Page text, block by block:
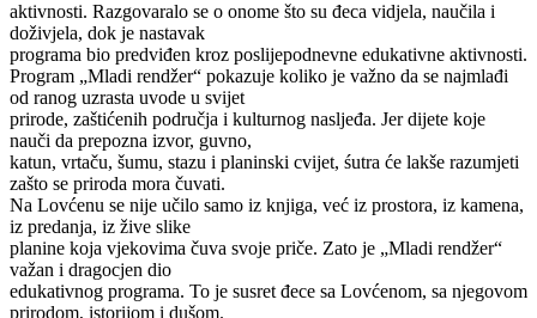
aktivnosti. Razgovaralo se o onome što su đeca vidjela, naučila i
doživjela, dok je nastavak
programa bio predviđen kroz poslijepodnevne edukativne aktivnosti.
Program „Mladi rendžer“ pokazuje koliko je važno da se najmlađi
od ranog uzrasta uvode u svijet
prirode, zaštićenih područja i kulturnog nasljeđa. Jer dijete koje
nauči da prepozna izvor, guvno,
katun, vrtaču, šumu, stazu i planinski cvijet, śutra će lakše razumjeti
zašto se priroda mora čuvati.
Na Lovćenu se nije učilo samo iz knjiga, već iz prostora, iz kamena,
iz predanja, iz žive slike
planine koja vjekovima čuva svoje priče. Zato je „Mladi rendžer“
važan i dragocjen dio
edukativnog programa. To je susret đece sa Lovćenom, sa njegovom
prirodom, istorijom i dušom.